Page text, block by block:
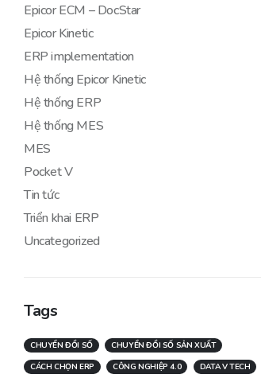
Epicor ECM – DocStar
Epicor Kinetic
ERP implementation
Hệ thống Epicor Kinetic
Hệ thống ERP
Hệ thống MES
MES
Pocket V
Tin tức
Triển khai ERP
Uncategorized
Tags
CHUYỂN ĐỔI SỐ
CHUYỂN ĐỔI SỐ SẢN XUẤT
CÁCH CHỌN ERP
CÔNG NGHIỆP 4.0
DATA V TECH